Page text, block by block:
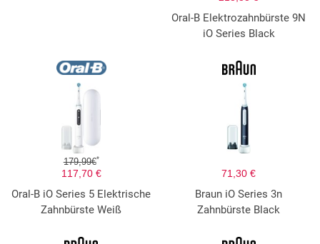
Oral-B Elektrozahnbürste 9N
iO Series Black
179,99€*
117,70 €
Oral-B iO Series 5 Elektrische
Zahnbürste Weiß
71,30 €
Braun iO Series 3n
Zahnbürste Black